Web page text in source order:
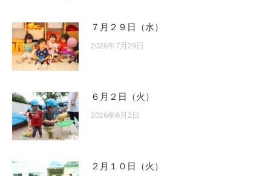
７月２９日（水）
2026年7月29日
６月２日（火）
2026年6月2日
２月１０日（火）